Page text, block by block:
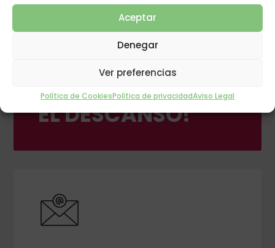
Aceptar
Denegar
Ver preferencias
Política de CookiesPolítica de privacidadAviso Legal
¡INNOVACIÓN EN
EL DESCANSO!